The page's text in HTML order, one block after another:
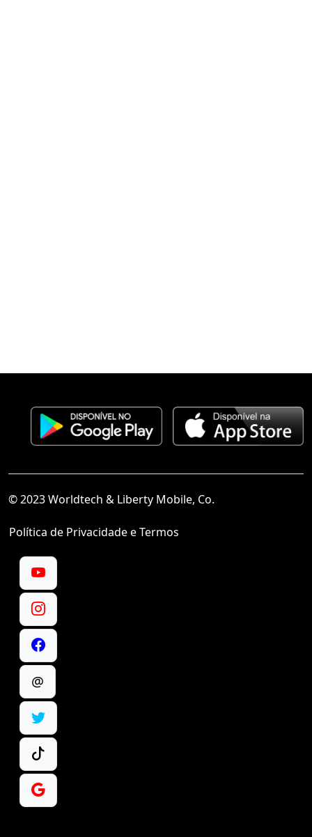
© 2023 Worldtech & Liberty Mobile, Co.
Política de Privacidade e Termos
@